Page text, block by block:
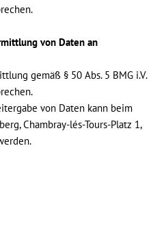
von Daten an
gemäß § 50 Abs. 5 BMG i.V.
von Daten kann beim
Chambray-lés-Tours-Platz 1,